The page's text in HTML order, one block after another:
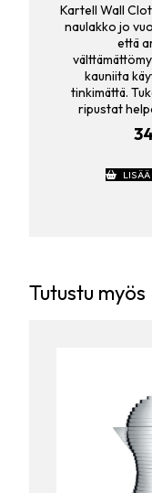
Kartell Wall
naulakko jo
että
kauniita
tinkimättä.
ripustat
Tutustu myös